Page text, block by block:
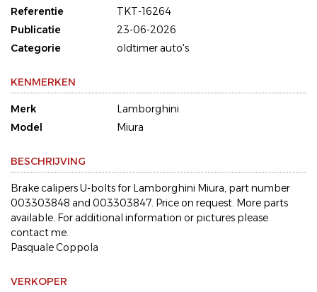
Referentie
TKT-16264
Publicatie
23-06-2026
Categorie
oldtimer auto's
KENMERKEN
Merk
Lamborghini
Model
Miura
BESCHRIJVING
Brake calipers U-bolts for Lamborghini Miura, part number
003303848 and 003303847. Price on request. More parts
available. For additional information or pictures please
contact me.
Pasquale Coppola
VERKOPER